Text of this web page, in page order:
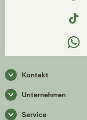
Kontakt
Unternehmen
Service